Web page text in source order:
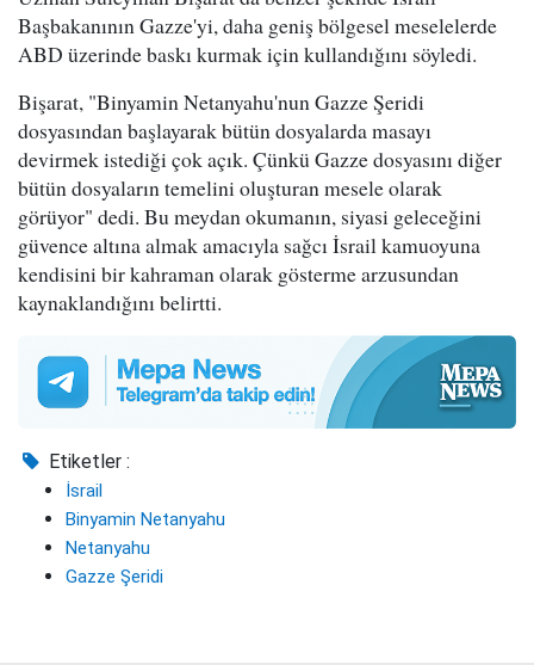
Başbakanının Gazze'yi, daha geniş bölgesel meselelerde
ABD üzerinde baskı kurmak için kullandığını söyledi.
Bişarat, "Binyamin Netanyahu'nun Gazze Şeridi
dosyasından başlayarak bütün dosyalarda masayı
devirmek istediği çok açık. Çünkü Gazze dosyasını diğer
bütün dosyaların temelini oluşturan mesele olarak
görüyor" dedi. Bu meydan okumanın, siyasi geleceğini
güvence altına almak amacıyla sağcı İsrail kamuoyuna
kendisini bir kahraman olarak gösterme arzusundan
kaynaklandığını belirtti.
Etiketler :
İsrail
Binyamin Netanyahu
Netanyahu
Gazze Şeridi